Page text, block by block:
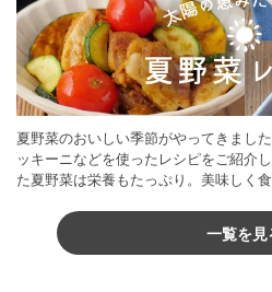
夏野菜のおいしい季節がやってきまし
ッキーニなどを使ったレシピをご紹介
た夏野菜は栄養もたっぷり。美味しく
一覧を見